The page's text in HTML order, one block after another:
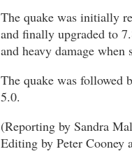
The quake was initially
and finally upgraded to
and heavy damage
The quake was followed
5.0.
(Reporting by Sandra
Editing by Peter Cooney